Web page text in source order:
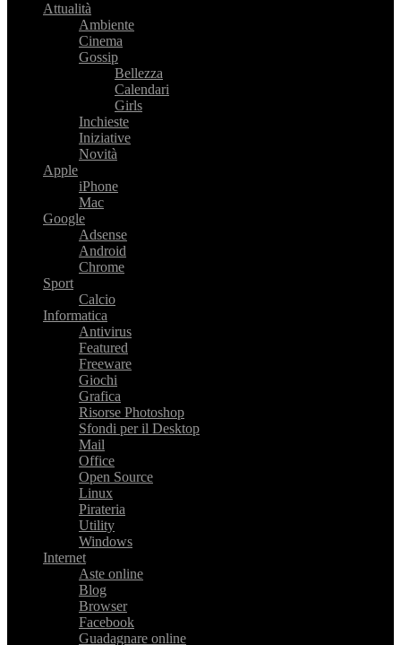
Attualità
Ambiente
Cinema
Gossip
Bellezza
Calendari
Girls
Inchieste
Iniziative
Novità
Apple
iPhone
Mac
Google
Adsense
Android
Chrome
Sport
Calcio
Informatica
Antivirus
Featured
Freeware
Giochi
Grafica
Risorse Photoshop
Sfondi per il Desktop
Mail
Office
Open Source
Linux
Pirateria
Utility
Windows
Internet
Aste online
Blog
Browser
Facebook
Guadagnare online